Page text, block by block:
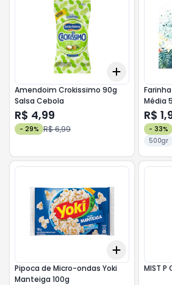
+
Add
Amendoim Crokissimo 90g
Salsa Cebola
R$ 4,99
- 29% R$ 6,99
Média
R$
- 33%
500gr
Add
Pipoca de Micro-ondas Yoki
Manteiga 100g
MIST P